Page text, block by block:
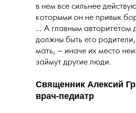
в нем все сильнее
которыми он не привык
… А главным авторитетом
должны быть его
мать, – иначе их место
займут другие люди.
Священник Алексий
врач-педиатр